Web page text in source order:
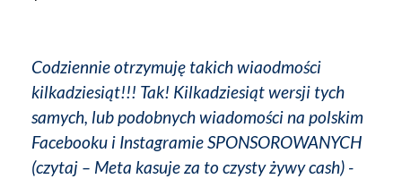
Codziennie otrzymuję takich wiaodmości
kilkadziesiąt!!! Tak! Kilkadziesiąt wersji tych
samych, lub podobnych wiadomości na polskim
Facebooku i Instagramie SPONSOROWANYCH
(czytaj – Meta kasuje za to czysty żywy cash) -